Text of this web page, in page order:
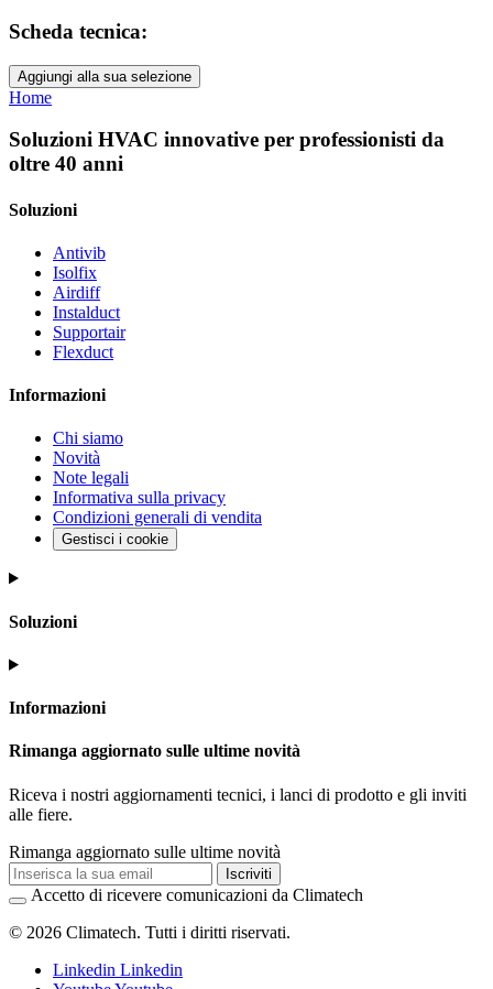
Scheda tecnica:
Aggiungi alla sua selezione
Home
Soluzioni HVAC innovative per professionisti da
oltre 40 anni
Soluzioni
Antivib
Isolfix
Airdiff
Instalduct
Supportair
Flexduct
Informazioni
Chi siamo
Novità
Note legali
Informativa sulla privacy
Condizioni generali di vendita
Gestisci i cookie
Soluzioni
Informazioni
Rimanga aggiornato sulle ultime novità
Riceva i nostri aggiornamenti tecnici, i lanci di prodotto e gli inviti
alle fiere.
Rimanga aggiornato sulle ultime novità
Iscriviti
Accetto di ricevere comunicazioni da Climatech
© 2026 Climatech. Tutti i diritti riservati.
Linkedin Linkedin